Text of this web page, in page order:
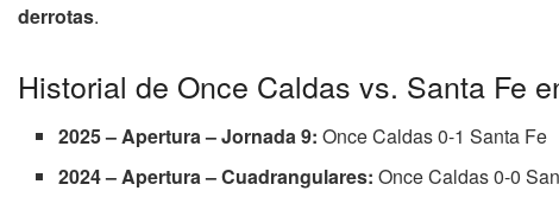
derrotas.
Historial de Once Caldas vs. Santa Fe
2025 – Apertura – Jornada 9: Once Caldas 0-1 Santa Fe
2024 – Apertura – Cuadrangulares: Once Caldas 0-0